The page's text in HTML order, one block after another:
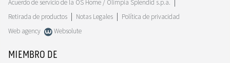
Acuerdo de servicio de la OS Home / Olimpia Splendid s.p.a.
Retirada de productos
Notas Legales
Política de privacidad
Web agency
Websolute
MIEMBRO DE